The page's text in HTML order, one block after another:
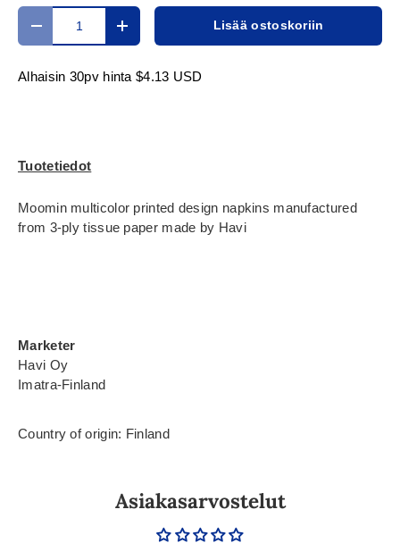
Määrä
Translation missing: fi.cart.items.decrease_quantity
Translation missing:Lisää ostoskoriin
Alhaisin 30pv hinta $4.13 USD
Tuotetiedot
Moomin multicolor printed design napkins manufactured
from 3-ply tissue paper made by Havi
Marketer
Havi Oy
Imatra-Finland
Country of origin: Finland
Asiakasarvostelut